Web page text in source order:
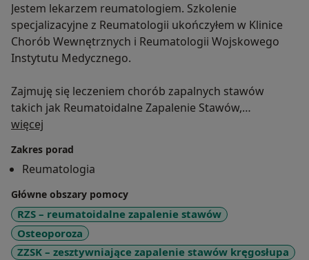
Jestem lekarzem reumatologiem. Szkolenie
specjalizacyjne z Reumatologii ukończyłem w Klinice
Chorób Wewnętrznych i Reumatologii Wojskowego
Instytutu Medycznego.
Zajmuję się leczeniem chorób zapalnych stawów
takich jak Reumatoidalne Zapalenie Stawów,
Łuszczycowe Zapalenie Stawów, Zesztywniające
układowe choroby tkanki łącznej tj. Toczeń
Rumieniowaty Układowy, Twardzina Ukłądowa, Zespół
Sjogrena, Fibromialgia itd
więcej
Zakres porad
Reumatologia
Główne obszary pomocy
RZS – reumatoidalne zapalenie stawów
Osteoporoza
ZZSK – zesztywniające zapalenie stawów kręgosłupa